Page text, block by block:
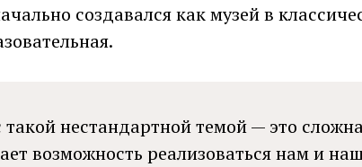
создавался как музей в
такой нестандартной темой — это
возможность реализоваться нам и